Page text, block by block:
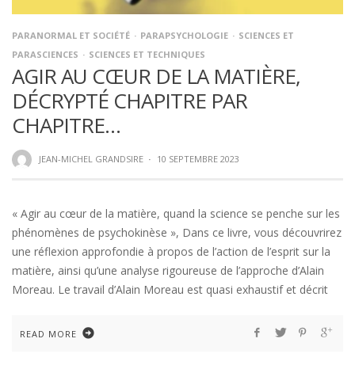
PARANORMAL ET SOCIÉTÉ PARAPSYCHOLOGIE
SCIENCES ET
PARASCIENCES
SCIENCES ET TECHNIQUES
AGIR AU CŒUR DE LA MATIÈRE,
DÉCRYPTÉ CHAPITRE PAR
CHAPITRE…
JEAN-MICHEL GRANDSIRE · 10 SEPTEMBRE 2023
« Agir au cœur de la matière, quand la science se penche sur les
phénomènes de psychokinèse », Dans ce livre, vous découvrirez
une réflexion approfondie à propos de l’action de l’esprit sur la
matière, ainsi qu’une analyse rigoureuse de l’approche d’Alain
Moreau. Le travail d’Alain Moreau est quasi exhaustif et décrit
READ MORE